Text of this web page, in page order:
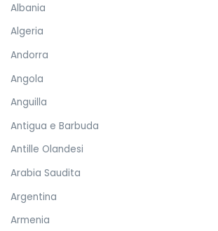
Albania
Algeria
Andorra
Angola
Anguilla
Antigua e Barbuda
Antille Olandesi
Arabia Saudita
Argentina
Armenia